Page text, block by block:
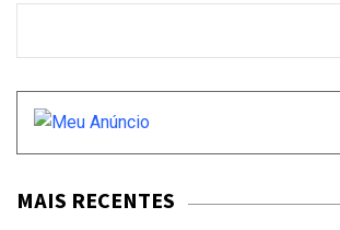
MAIS RECENTES